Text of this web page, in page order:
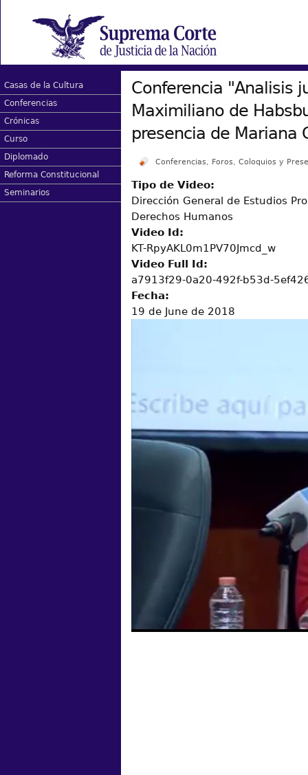
Casas de la Cultura
Conferencias
Crónicas
Curso
Diplomado
Reforma Constitucional
Seminarios
Conferencia "Analisis
Maximiliano de
presencia de Mariana
Conferencias, Foros, Coloquios y
Tipo de Video:
Dirección General de Estudios
Derechos Humanos
Video Id:
KT-RpyAKL0m1PV70Jmcd_w
Video Full Id:
a7913f29-0a20-492f-b53d-
Fecha:
19 de June de 2018